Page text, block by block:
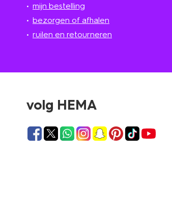
mijn bestelling
bezorgen of afhalen
ruilen en retourneren
volg HEMA